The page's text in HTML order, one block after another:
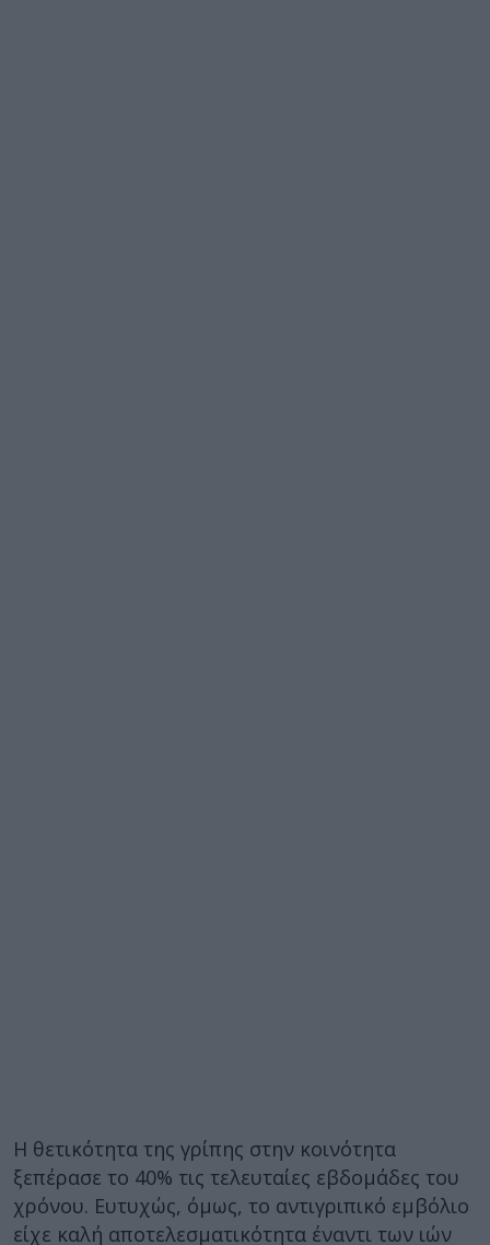
Η θετικότητα της γρίπης στην κοινότητα
ξεπέρασε το 40% τις τελευταίες εβδομάδες του
χρόνου. Ευτυχώς, όμως, το αντιγριπικό εμβόλιο
είχε καλή αποτελεσματικότητα έναντι των ιών